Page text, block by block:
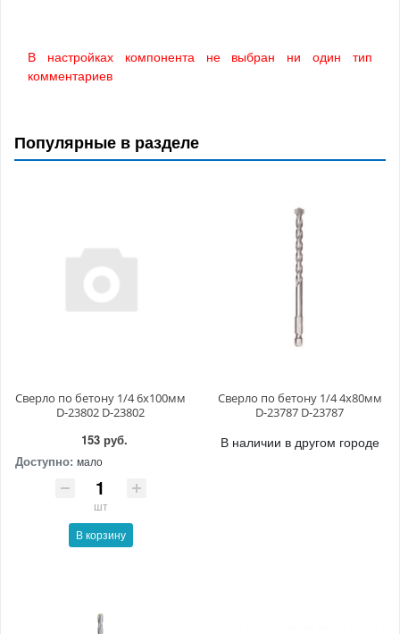
В настройках компонента не выбран ни один тип
комментариев
Популярные в разделе
Сверло по бетону 1/4 6x100мм
D-23802 D-23802
153 руб.
Доступно: мало
шт
В корзину
Сверло по бетону 1/4 4x80мм
D-23787 D-23787
В наличии в другом городе